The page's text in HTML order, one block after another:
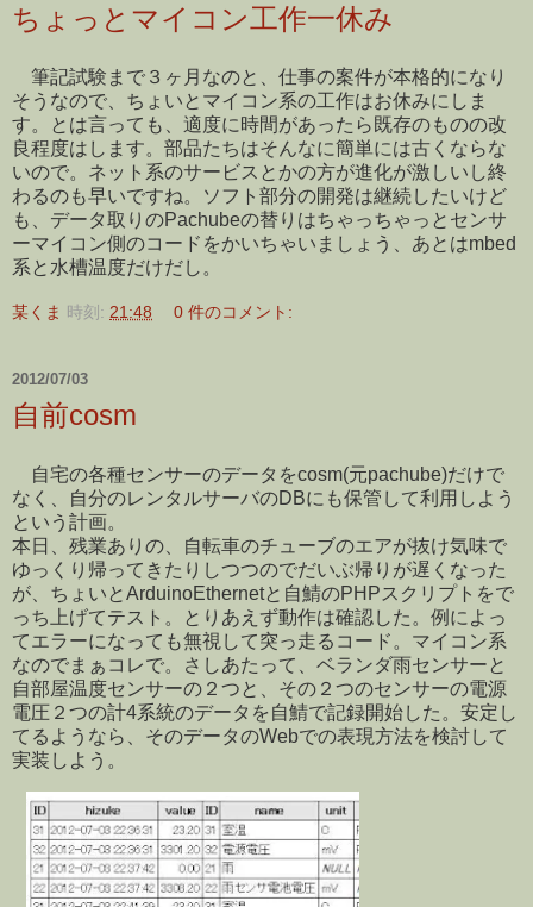
ちょっとマイコン工作一休み
筆記試験まで３ヶ月なのと、仕事の案件が本格的になり
そうなので、ちょいとマイコン系の工作はお休みにしま
す。とは言っても、適度に時間があったら既存のものの改
良程度はします。部品たちはそんなに簡単には古くならな
いので。ネット系のサービスとかの方が進化が激しいし終
わるのも早いですね。ソフト部分の開発は継続したいけど
も、データ取りのPachubeの替りはちゃっちゃっとセンサ
ーマイコン側のコードをかいちゃいましょう、あとはmbed
系と水槽温度だけだし。
某くま 時刻: 21:48 0 件のコメント:
2012/07/03
自前cosm
自宅の各種センサーのデータをcosm(元pachube)だけで
なく、自分のレンタルサーバのDBにも保管して利用しよう
という計画。
本日、残業ありの、自転車のチューブのエアが抜け気味で
ゆっくり帰ってきたりしつつのでだいぶ帰りが遅くなった
が、ちょいとArduinoEthernetと自鯖のPHPスクリプトをで
っち上げてテスト。とりあえず動作は確認した。例によっ
てエラーになっても無視して突っ走るコード。マイコン系
なのでまぁコレで。さしあたって、ベランダ雨センサーと
自部屋温度センサーの２つと、その２つのセンサーの電源
電圧２つの計4系統のデータを自鯖で記録開始した。安定し
てるようなら、そのデータのWebでの表現方法を検討して
実装しよう。